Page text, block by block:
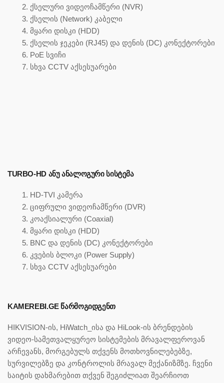
ქსელური ვიდეოჩამწერი (NVR)
ქსელის (Network) კაბელი
მყარი დისკი (HDD)
ქსელის ჯეკები (RJ45) და დენის (DC) კონექტორები
PoE სვიჩი
სხვა CCTV აქსესუარები
TURBO-HD ᲐᲜᲣ ᲐᲜᲐᲚᲝᲒᲣᲠᲘ ᲡᲘᲡᲢᲔᲛᲐ
HD-TVI კამერა
ციფრული ვიდეოჩამწერი (DVR)
კოაქსიალური (Coaxial)
მყარი დისკი (HDD)
BNC და დენის (DC) კონექტორები
კვების ბლოკი (Power Supply)
სხვა CCTV აქსესუარები
KAMEREBI.GE ᲬᲐᲠᲛᲝᲒᲘᲓᲒᲔᲜᲗ
HIKVISION-ის, HiWatch_ისა და HiLook-ის ბრენდების
ვიდეო-სამეთვალყურეო სისტემების მრავალფეროვან
არჩევანს, მორგებულს თქვენს მოთხოვნილებებზე,
სურვილებზე და კონტროლის მრავალ მექანიზმზე. ჩვენი
საიტის დახმარებით თქვენ შეგიძლიათ შეარჩიოთ